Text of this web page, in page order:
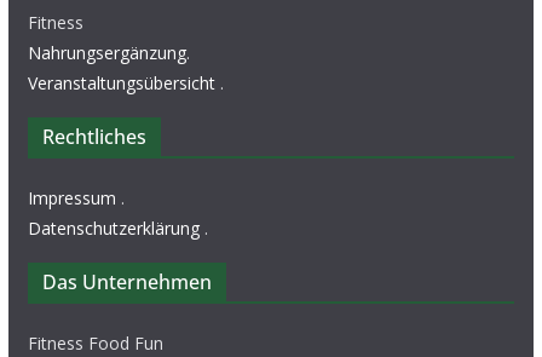
Fitness
Nahrungsergänzung.
Veranstaltungsübersicht.
Rechtliches
Impressum .
Datenschutzerklärung.
Das Unternehmen
Fitness Food Fun